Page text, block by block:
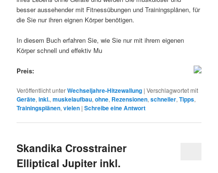
besser aussehender mit Fitnessübungen und Trainingsplänen, für
die Sie nur ihren eignen Körper benötigen.
In diesem Buch erfahren Sie, wie Sie nur mit ihrem eigenen
Körper schnell und effektiv Mu
Preis:
Veröffentlicht unterWechseljahre-Hitzewallung |Verschlagwortet mit
Geräte,inkl.,muskelaufbau,ohne, Rezensionen,schneller,Tipps,
Trainingsplänen,vielen |Schreibe eine Antwort
Skandika Crosstrainer
Elliptical Jupiter inkl.